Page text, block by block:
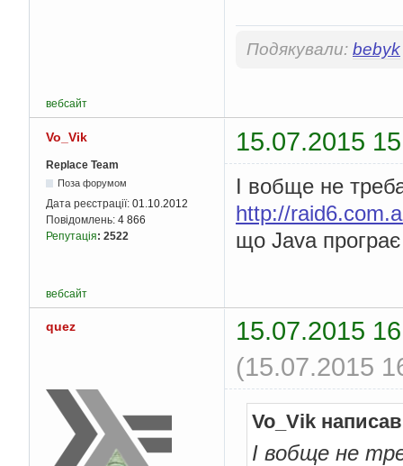
Подякували: bebyk
вебсайт
Vo_Vik 15.07.2015
Replace Team
Поза форумом
Дата реєстрації: 01.10.2012
Повідомлень: 4 866
Репутація: 2522
І вобще не
http://
що Java
вебсайт
quez
15.07.2015
(15.07.2015
Vo_Vik
І вобще не